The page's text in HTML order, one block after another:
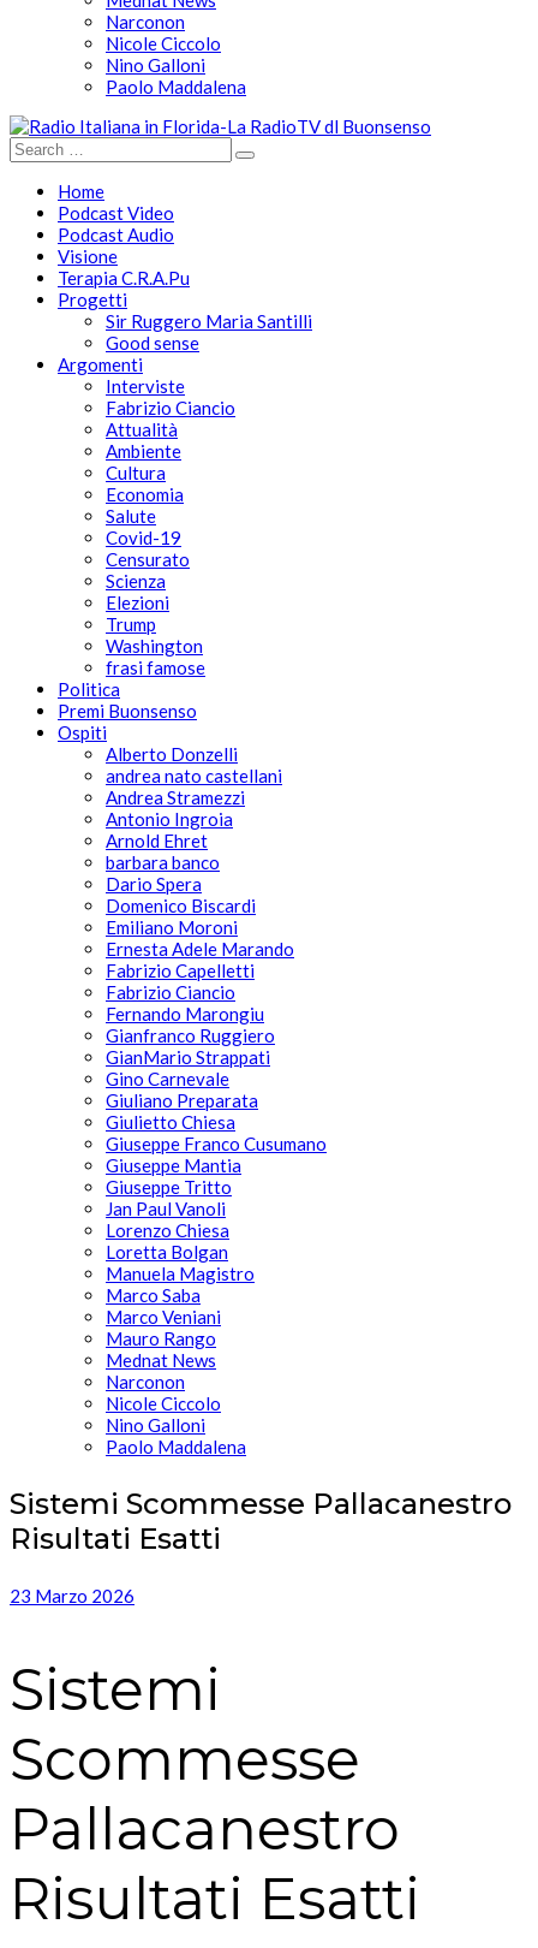
Narconon
Nicole Ciccolo
Nino Galloni
Paolo Maddalena
Home
Podcast Video
Podcast Audio
Visione
Terapia C.R.A.Pu
Progetti
Sir Ruggero Maria Santilli
Good sense
Argomenti
Interviste
Fabrizio Ciancio
Attualità
Ambiente
Cultura
Economia
Salute
Covid-19
Censurato
Scienza
Elezioni
Trump
Washington
frasi famose
Politica
Premi Buonsenso
Ospiti
Alberto Donzelli
andrea nato castellani
Andrea Stramezzi
Antonio Ingroia
Arnold Ehret
barbara banco
Dario Spera
Domenico Biscardi
Emiliano Moroni
Ernesta Adele Marando
Fabrizio Capelletti
Fabrizio Ciancio
Fernando Marongiu
Gianfranco Ruggiero
GianMario Strappati
Gino Carnevale
Giuliano Preparata
Giulietto Chiesa
Giuseppe Franco Cusumano
Giuseppe Mantia
Giuseppe Tritto
Jan Paul Vanoli
Lorenzo Chiesa
Loretta Bolgan
Manuela Magistro
Marco Saba
Marco Veniani
Mauro Rango
Mednat News
Narconon
Nicole Ciccolo
Nino Galloni
Paolo Maddalena
Sistemi Scommesse Pallacanestro
Risultati Esatti
23 Marzo 2026
Sistemi
Scommesse
Pallacanestro
Risultati Esatti